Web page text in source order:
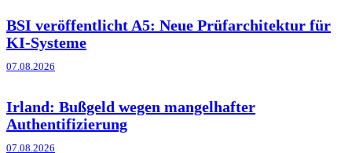
BSI veröffentlicht A5: Neue Prüfarchitektur für
KI-Systeme
07.08.2026
Irland: Bußgeld wegen mangelhafter
Authentifizierung
07.08.2026